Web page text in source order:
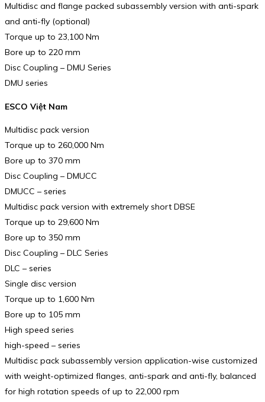
Multidisc and flange packed subassembly version with anti-spark
and anti-fly (optional)
Torque up to 23,100 Nm
Bore up to 220 mm
Disc Coupling – DMU Series
DMU series
ESCO Việt Nam
Multidisc pack version
Torque up to 260,000 Nm
Bore up to 370 mm
Disc Coupling – DMUCC
DMUCC – series
Multidisc pack version with extremely short DBSE
Torque up to 29,600 Nm
Bore up to 350 mm
Disc Coupling – DLC Series
DLC – series
Single disc version
Torque up to 1,600 Nm
Bore up to 105 mm
High speed series
high-speed – series
Multidisc pack subassembly version application-wise customized
with weight-optimized flanges, anti-spark and anti-fly, balanced
for high rotation speeds of up to 22,000 rpm